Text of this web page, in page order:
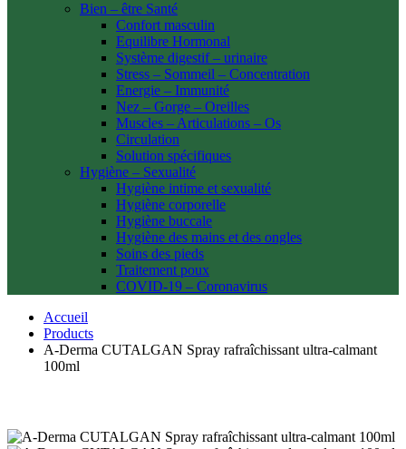
Bien – être Santé
Confort masculin
Equilibre Hormonal
Système digestif – urinaire
Stress – Sommeil – Concentration
Energie – Immunité
Nez – Gorge – Oreilles
Muscles – Articulations – Os
Circulation
Solution spécifiques
Hygiène – Sexualité
Hygiène intime et sexualité
Hygiène corporelle
Hygiène buccale
Hygiène des mains et des ongles
Soins des pieds
Traitement poux
COVID-19 – Coronavirus
Accueil
Products
A-Derma CUTALGAN Spray rafraîchissant ultra-calmant
100ml